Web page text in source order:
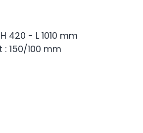
420 - L 1010 mm
150/100 mm